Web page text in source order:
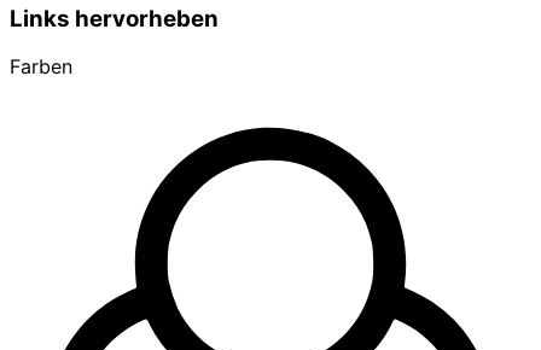
Links hervorheben
Farben